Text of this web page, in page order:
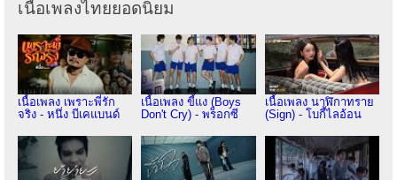
เนื้อเพลงไทยยอดนิยม
เนื้อเพลง เพราะพี่รัก
จริง - หนึ่ง บีเคแบนด์
เนื้อเพลง ขี้แง (Boys
Don't Cry) - พร็อกซี
เนื้อเพลง นาฬิกาทราย
(Sign) - โบกี้ไลอ้อน